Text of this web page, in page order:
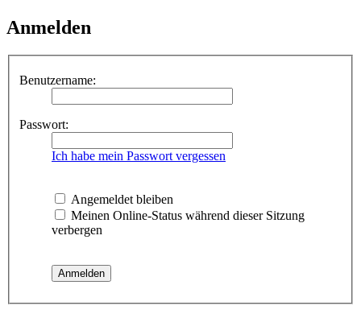
Anmelden
Benutzername:
Passwort:
Ich habe mein Passwort vergessen
Angemeldet bleiben
Meinen Online-Status während dieser Sitzung
verbergen